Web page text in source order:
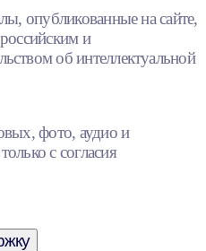
опубликованные на сайте,
и
об интеллектуальной
фото, аудио и
с согласия